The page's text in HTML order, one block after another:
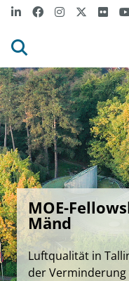
MOE-
Mänd
Luftqualität in
der Verminderung